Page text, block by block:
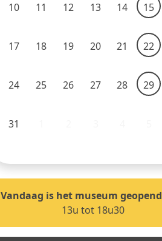
10 11 12 13 14 15
17 18 19 20 21 22
24 25 26 27 28 29
31
Vandaag is het museum geopend
13u tot 18u30